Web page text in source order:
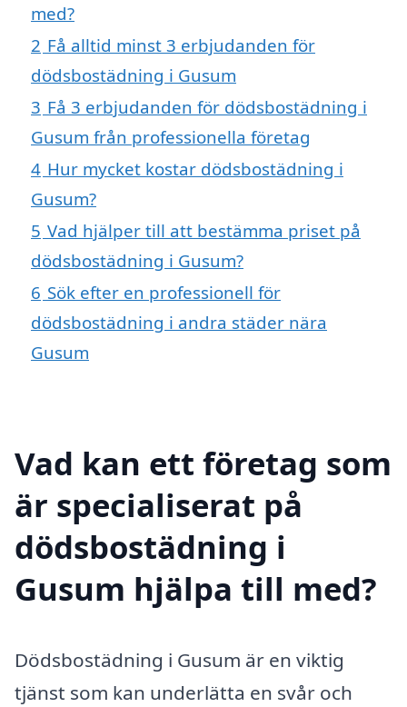
med?
2 Få alltid minst 3 erbjudanden för
dödsbostädning i Gusum
3 Få 3 erbjudanden för dödsbostädning i
Gusum från professionella företag
4 Hur mycket kostar dödsbostädning i
Gusum?
5 Vad hjälper till att bestämma priset på
dödsbostädning i Gusum?
6 Sök efter en professionell för
dödsbostädning i andra städer nära
Gusum
Vad kan ett företag som
är specialiserat på
dödsbostädning i
Gusum hjälpa till med?
Dödsbostädning i Gusum är en viktig
tjänst som kan underlätta en svår och